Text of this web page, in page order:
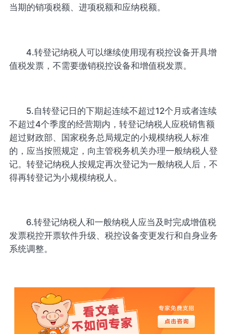
当期的销项税额、进项税额和应纳税额。
4.转登记纳税人可以继续使用现有税控设备开具增
值税发票，不需要缴销税控设备和增值税发票。
5.自转登记日的下期起连续不超过12个月或者连续
不超过4个季度的经营期内，转登记纳税人应税销售额
超过财政部、国家税务总局规定的小规模纳税人标准
的，应当按照规定，向主管税务机关办理一般纳税人登
记。转登记纳税人按规定再次登记为一般纳税人后，不
得再转登记为小规模纳税人。
6.转登记纳税人和一般纳税人应当及时完成增值税
发票税控开票软件升级、税控设备变更发行和自身业务
系统调整。